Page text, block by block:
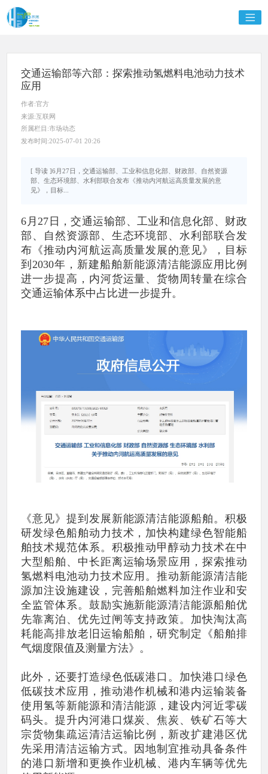
交通运输部等六部：探索推动氢燃料电池动力技术
应用
作者:官方
来源:互联网
所属栏目:市场动态
发布时间:2025-07-01 20:26
[ 导读 ]6月27日，交通运输部、工业和信息化部、财政部、自然资源
部、生态环境部、水利部联合发布《推动内河航运高质量发展的意
见》，目标...
6月27日，交通运输部、工业和信息化部、财政
部、自然资源部、生态环境部、水利部联合发
布《推动内河航运高质量发展的意见》，目标
到2030年，新建船舶新能源清洁能源应用比例
进一步提高，内河货运量、货物周转量在综合
交通运输体系中占比进一步提升。
《意见》提到发展新能源清洁能源船舶。积极
研发绿色船舶动力技术，加快构建绿色智能船
舶技术规范体系。积极推动甲醇动力技术在中
大型船舶、中长距离运输场景应用，探索推动
氢燃料电池动力技术应用。推动新能源清洁能
源加注设施建设，完善船舶燃料加注作业和安
全监管体系。鼓励实施新能源清洁能源船舶优
先靠离泊、优先过闸等支持政策。加快淘汰高
耗能高排放老旧运输船舶，研究制定《船舶排
气烟度限值及测量方法》。
此外，还要打造绿色低碳港口。加快港口绿色
低碳技术应用，推动港作机械和港内运输装备
使用氢等新能源和清洁能源，建设内河近零碳
码头。提升内河港口煤炭、焦炭、铁矿石等大
宗货物集疏运清洁运输比例，新改扩建港区优
先采用清洁运输方式。因地制宜推动具备条件
的港口新增和更换作业机械、港内车辆等优先